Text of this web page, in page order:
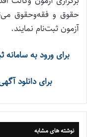
حقوق و فقه‌وحقوق
آزمون ثبت‌نام نمایند.
برای ورود به سامانه
برای دانلود آگهی
نوشته های مشابه